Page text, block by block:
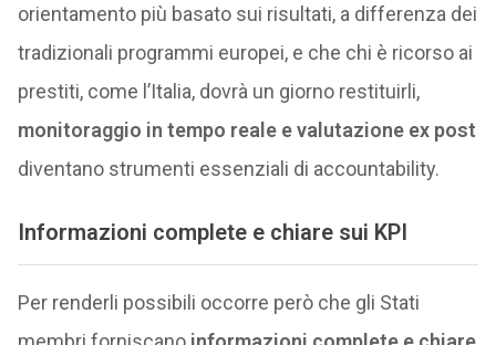
orientamento più basato sui risultati, a differenza dei
tradizionali programmi europei, e che chi è ricorso ai
prestiti, come l’Italia, dovrà un giorno restituirli,
monitoraggio in tempo reale e valutazione ex post
diventano strumenti essenziali di accountability.
Informazioni complete e chiare sui KPI
Per renderli possibili occorre però che gli Stati